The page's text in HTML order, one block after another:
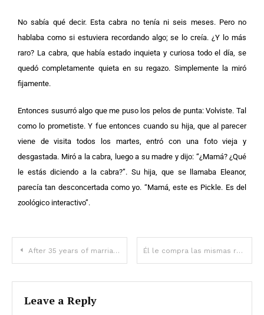
No sabía qué decir. Esta cabra no tenía ni seis meses. Pero no
hablaba como si estuviera recordando algo; se lo creía. ¿Y lo más
raro? La cabra, que había estado inquieta y curiosa todo el día, se
quedó completamente quieta en su regazo. Simplemente la miró
fijamente.
Entonces susurró algo que me puso los pelos de punta: Volviste. Tal
como lo prometiste. Y fue entonces cuando su hija, que al parecer
viene de visita todos los martes, entró con una foto vieja y
desgastada. Miró a la cabra, luego a su madre y dijo: “¿Mamá? ¿Qué
le estás diciendo a la cabra?”. Su hija, que se llamaba Eleanor,
parecía tan desconcertada como yo. “Mamá, este es Pickle. Es del
zoológico interactivo”.
After 35 years of marriage, my husband left me for another woman, and I finally realized that I had never thought of myself. Él le compra las mismas rosas todas las semanas, aunque ella no recuerda por qué.
Leave a Reply